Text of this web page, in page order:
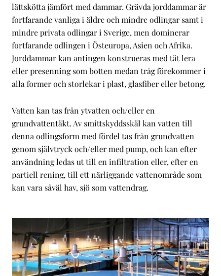
lättskötta jämfört med dammar. Grävda jorddammar är
fortfarande vanliga i äldre och mindre odlingar samt i
mindre privata odlingar i Sverige, men dominerar
fortfarande odlingen i Östeuropa, Asien och Afrika.
Jorddammar kan antingen konstrueras med tät lera
eller presenning som botten medan tråg förekommer i
alla former och storlekar i plast, glasfiber eller betong.
Vatten kan tas från ytvatten och/eller en
grundvattentäkt. Av smittskyddsskäl kan vatten till
denna odlingsform med fördel tas från grundvatten
genom självtryck och/eller med pump, och kan efter
användning ledas ut till en infiltration eller, efter en
partiell rening, till ett närliggande vattenområde som
kan vara såväl hav, sjö som vattendrag.